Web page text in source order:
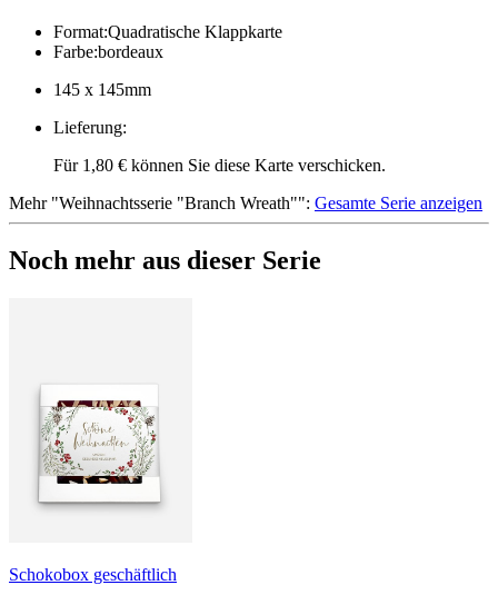
Format:Quadratische Klappkarte
Farbe:bordeaux
145 x 145mm
Lieferung:
Für 1,80 € können Sie diese Karte verschicken.
Mehr"Weihnachtsserie "Branch Wreath"": Gesamte Serie anzeigen
Noch mehr aus dieser Serie
Schokobox geschäftlich